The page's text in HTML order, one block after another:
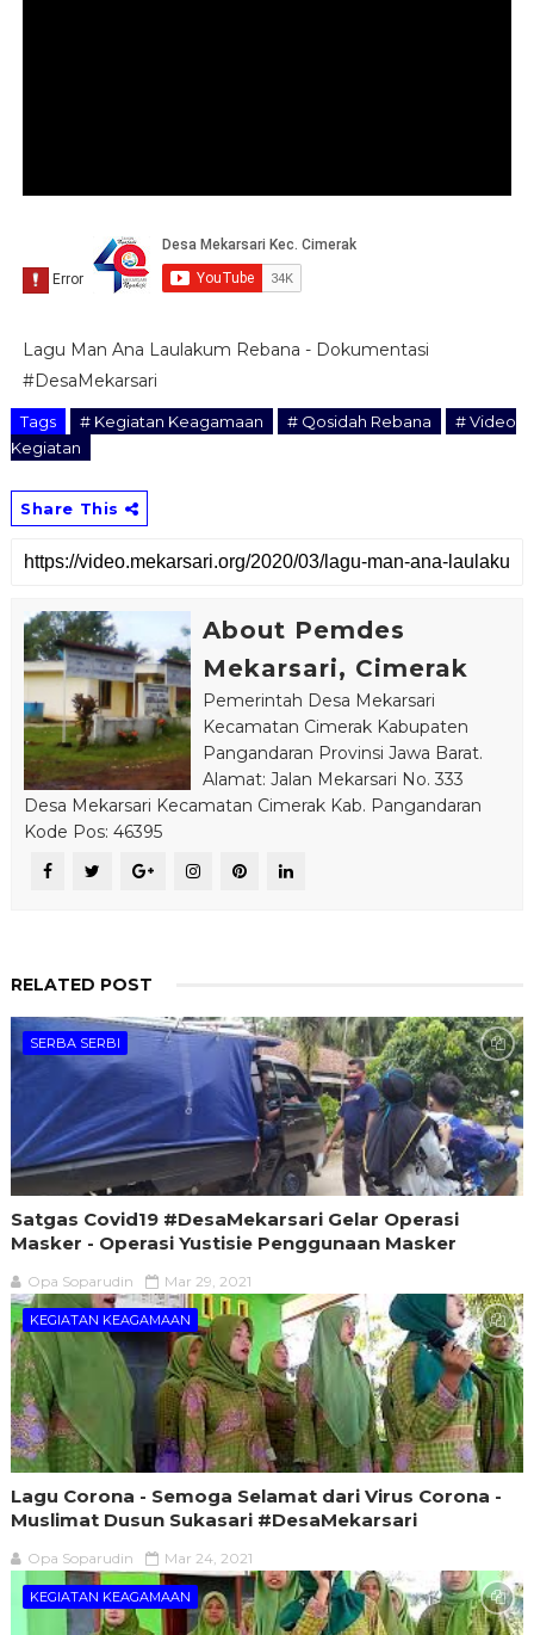
Lagu Man Ana Laulakum Rebana - Dokumentasi
#DesaMekarsari
Tags # Kegiatan Keagamaan # Qosidah Rebana
# Video
Kegiatan
Share This
About Pemdes
Mekarsari, Cimerak
Pemerintah Desa Mekarsari
Kecamatan Cimerak Kabupaten
Pangandaran Provinsi Jawa Barat.
Alamat: Jalan Mekarsari No. 333
Desa Mekarsari Kecamatan Cimerak Kab. Pangandaran
Kode Pos: 46395
RELATED POST
SERBA SERBI
Satgas Covid19 #DesaMekarsari​ Gelar Operasi
Masker - Operasi Yustisie Penggunaan Masker
Opa Soparudin Mar 29, 2021
KEGIATAN KEAGAMAAN
Lagu Corona - Semoga Selamat dari Virus Corona -
Muslimat Dusun Sukasari #DesaMekarsari
Opa Soparudin Mar 24, 2021
KEGIATAN KEAGAMAAN